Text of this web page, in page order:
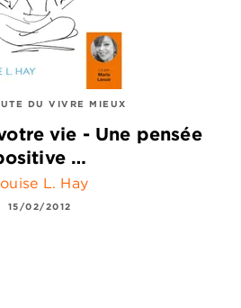
DU VIVRE MIEUX
vie - Une pensée
…
L. Hay
15/02/2012